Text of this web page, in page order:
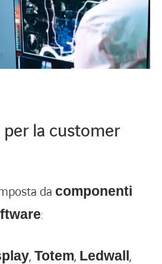
la customer
da componenti
:
, Totem, Ledwall ,